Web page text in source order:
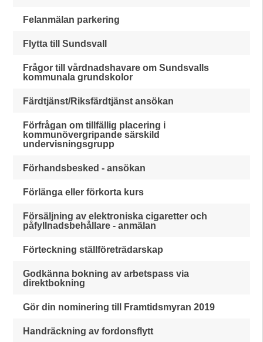
Felanmälan parkering
Flytta till Sundsvall
Frågor till vårdnadshavare om Sundsvalls
kommunala grundskolor
Färdtjänst/Riksfärdtjänst ansökan
Förfrågan om tillfällig placering i
kommunövergripande särskild
undervisningsgrupp
Förhandsbesked - ansökan
Förlänga eller förkorta kurs
Försäljning av elektroniska cigaretter och
påfyllnadsbehållare - anmälan
Förteckning ställföreträdarskap
Godkänna bokning av arbetspass via
direktbokning
Gör din nominering till Framtidsmyran 2019
Handräckning av fordonsflytt